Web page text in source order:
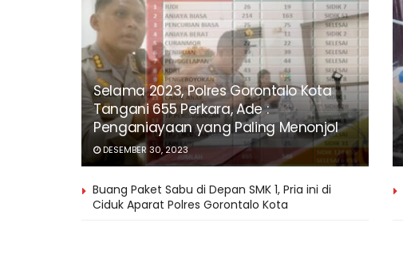
Selama 2023, Polres Gorontalo Kota
Tangani 655 Perkara, Ade :
Penganiayaan yang Paling Menonjol
DESEMBER 30, 2023
Buang Paket Sabu di Depan SMK 1, Pria ini di
Ciduk Aparat Polres Gorontalo Kota